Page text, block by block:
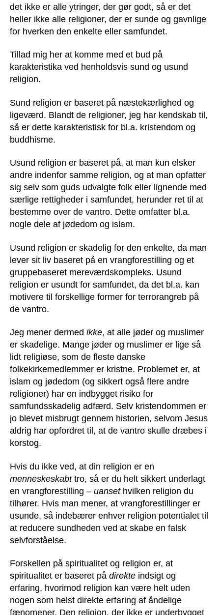
det ikke er alle ytringer, der gør godt, så er det
heller ikke alle religioner, der er sunde og gavnlige
for hverken den enkelte eller samfundet.
Tillad mig her at komme med et bud på
karakteristika ved henholdsvis sund og usund
religion.
Sund religion er baseret på næstekærlighed og
ligeværd. Blandt de religioner, jeg har kendskab til,
så er dette karakteristisk for bl.a. kristendom og
buddhisme.
Usund religion er baseret på, at man kun elsker
andre indenfor samme religion, og at man opfatter
sig selv som guds udvalgte folk eller lignende med
særlige rettigheder i samfundet, herunder ret til at
bestemme over de vantro. Dette omfatter bl.a.
nogle dele af jødedom og islam.
Usund religion er skadelig for den enkelte, da man
lever sit liv baseret på en vrangforestilling og et
gruppebaseret mereværdskompleks. Usund
religion er usundt for samfundet, da det bl.a. kan
motivere til forskellige former for terrorangreb på
de vantro.
Jeg mener dermed ikke, at alle jøder og muslimer
er skadelige. Mange jøder og muslimer er lige så
lidt religiøse, som de fleste danske
folkekirkemedlemmer er kristne. Problemet er, at
islam og jødedom (og sikkert også flere andre
religioner) har en indbygget risiko for
samfundsskadelig adfærd. Selv kristendommen er
jo blevet misbrugt gennem historien, selvom Jesus
aldrig har opfordret til, at de vantro skulle dræbes i
korstog.
Hvis du ikke ved, at din religion er en
menneskeskabttro, så er du helt sikkert underlagt
en vrangforestilling – uansethvilken religion du
tilhører. Hvis man mener, at vrangforestillinger er
usunde, så indebærer enhver religion potentialet til
at reducere sundheden ved at skabe en falsk
selvforståelse.
Forskellen på spiritualitet og religion er, at
spiritualitet er baseret på direkte indsigt og
erfaring, hvorimod religion kan være helt uden
nogen som helst direkte erfaring af åndelige
fænomener. Den religion, der ikke er underbygget